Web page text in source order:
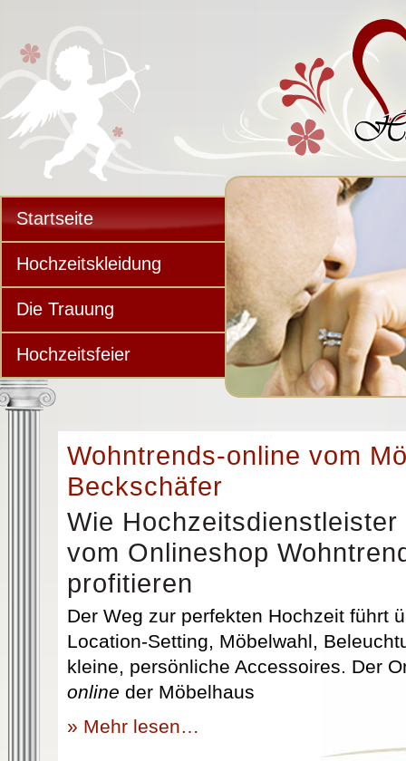
Startseite
Hochzeitskleidung
Die Trauung
Hochzeitsfeier
Wohntrends-online vom
Beckschäfer
Wie
vom Onlineshop
profitieren
Der Weg zur perfekten Hochzeit führt
Location-Setting, Möbelwahl,
kleine, persönliche Accessoires. Der
online der Möbelhaus
» Mehr lesen…